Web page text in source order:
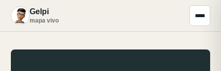
G Gelpi
mapa vivo